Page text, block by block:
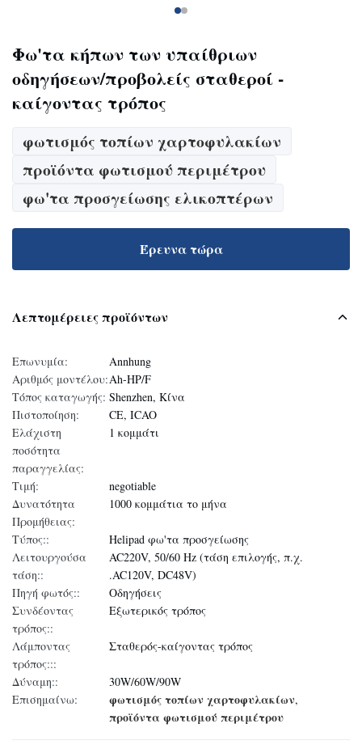
Φω'τα κήπων των υπαίθριων
οδηγήσεων/προβολείς σταθεροί -
καίγοντας τρόπος
φωτισμός τοπίων χαρτοφυλακίων
προϊόντα φωτισμού περιμέτρου
φω'τα προσγείωσης ελικοπτέρων
Έρευνα τώρα
Λεπτομέρειες προϊόντων
Επωνυμία:
Annhung
Αριθμός μοντέλου:Ah-HP/F
Τόπος καταγωγής: Shenzhen, Κίνα
Πιστοποίηση:
CE, ICAO
Ελάχιστη
ποσότητα
παραγγελίας:
1 κομμάτι
Τιμή:
negotiable
Δυνατότητα
Προμήθειας:
1000 κομμάτια το μήνα
Τύπος::
Helipad φω'τα προσγείωσης
Λειτουργούσα
τάση::
AC220V, 50/60 Hz (τάση επιλογής, π.χ.
.AC120V, DC48V)
Πηγή φωτός::
Οδηγήσεις
Συνδέοντας
τρόπος::
Εξωτερικός τρόπος
Λάμποντας
τρόπος:::
Σταθερός-καίγοντας τρόπος
Δύναμη::
30W/60W/90W
Επισημαίνω:
φωτισμός τοπίων χαρτοφυλακίων,
προϊόντα φωτισμού περιμέτρου